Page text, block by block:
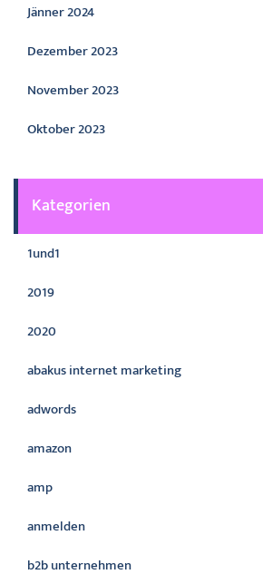
Jänner 2024
Dezember 2023
November 2023
Oktober 2023
Kategorien
1und1
2019
2020
abakus internet marketing
adwords
amazon
amp
anmelden
b2b unternehmen